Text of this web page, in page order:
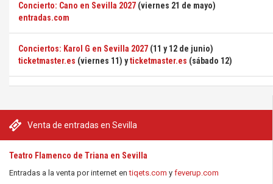
Venta de entradas en Sevilla
Teatro Flamenco de Triana en Sevilla
Entradas a la venta por internet entiqets.com y feverup.com
Concierto: Cano en Sevilla 2027 (viernes 21 de mayo)
entradas.com
Conciertos: Karol G en Sevilla 2027 (11 y 12 de junio)
ticketmaster.es (viernes 11) yticketmaster.es (sábado 12)